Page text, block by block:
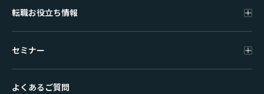
転職お役立ち情報
セミナー
よくあるご質問